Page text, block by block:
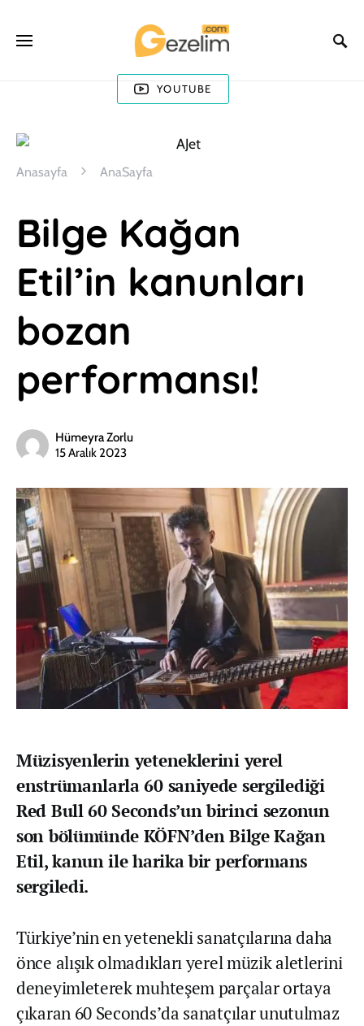
YOUTUBE
Anasayfa AnaSayfa
Bilge Kağan
Etil’in kanunları
bozan
performansı!
Hümeyra Zorlu
15 Aralık 2023
Müzisyenlerin yeteneklerini yerel
enstrümanlarla 60 saniyede sergilediği
Red Bull 60 Seconds’un birinci sezonun
son bölümünde KÖFN’den Bilge Kağan
Etil, kanun ile harika bir performans
sergiledi.
Türkiye’nin en yetenekli sanatçılarına daha
önce alışık olmadıkları yerel müzik aletlerini
deneyimleterek muhteşem parçalar ortaya
çıkaran 60 Seconds’da sanatçılar unutulmaz